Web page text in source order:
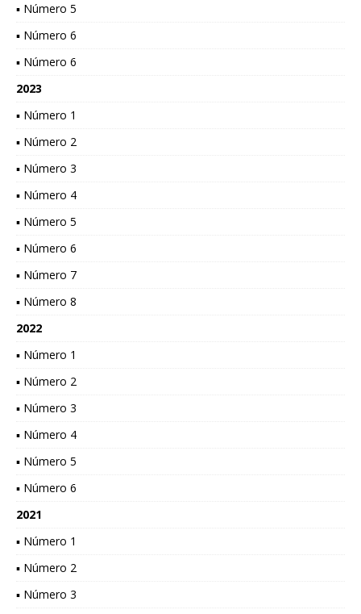
▪ Número 5
▪ Número 6
▪ Número 6
2023
▪ Número 1
▪ Número 2
▪ Número 3
▪ Número 4
▪ Número 5
▪ Número 6
▪ Número 7
▪ Número 8
2022
▪ Número 1
▪ Número 2
▪ Número 3
▪ Número 4
▪ Número 5
▪ Número 6
2021
▪ Número 1
▪ Número 2
▪ Número 3